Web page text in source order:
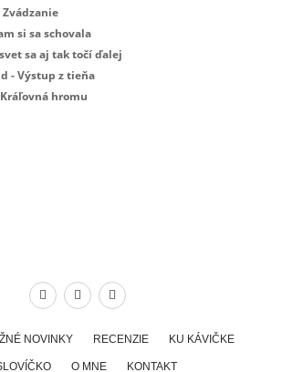
Zvádzanie
si sa schovala
sa aj tak točí ďalej
- Výstup z tieňa
hromu
NOVINKY RECENZIE KU KÁVIČKE
O MNE KONTAKT